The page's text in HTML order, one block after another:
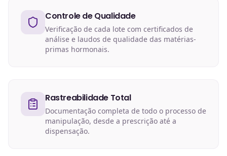
Controle de Qualidade
Verificação de cada lote com certificados de
análise e laudos de qualidade das matérias-
primas hormonais.
Rastreabilidade Total
Documentação completa de todo o processo de
manipulação, desde a prescrição até a
dispensação.